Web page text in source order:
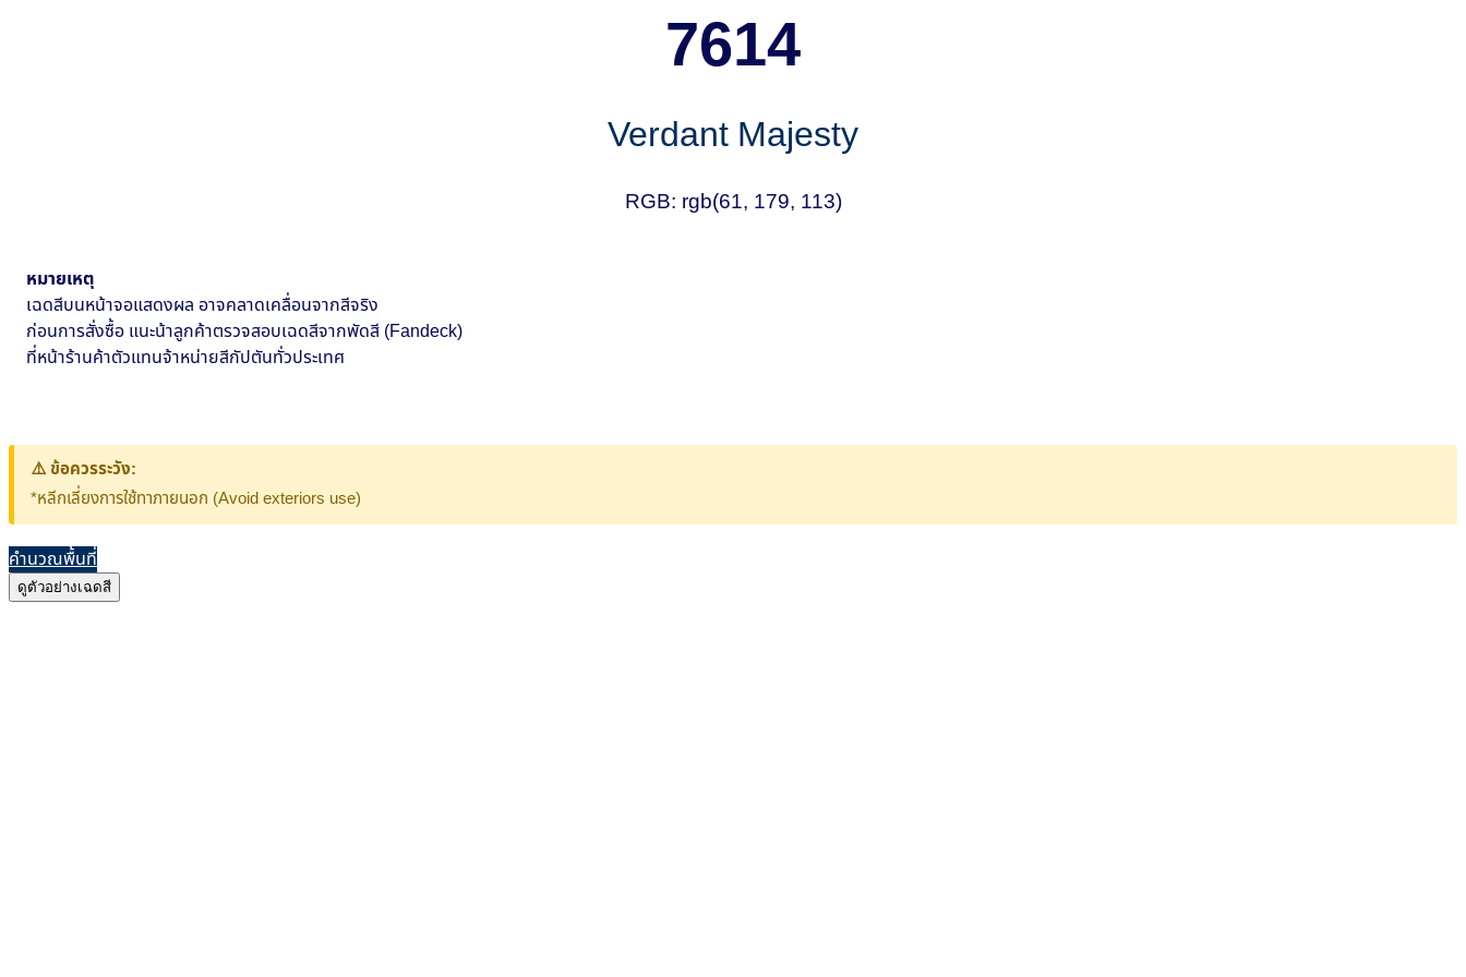
7614
Verdant Majesty
RGB: rgb(61, 179, 113)
หมายเหตุ
เฉดสีบนหน้าจอแสดงผล อาจคลาดเคลื่อนจากสีจริง
ก่อนการสั่งซื้อ แนะน้าลูกค้าตรวจสอบเฉดสีจากพัดสี (Fandeck)
ที่หน้าร้านค้าตัวแทนจ้าหน่ายสีกัปตันทั่วประเทศ
⚠️ ข้อควรระวัง:
*หลีกเลี่ยงการใช้ทาภายนอก (Avoid exteriors use)
คำนวณพื้นที่
ดูตัวอย่างเฉดสี